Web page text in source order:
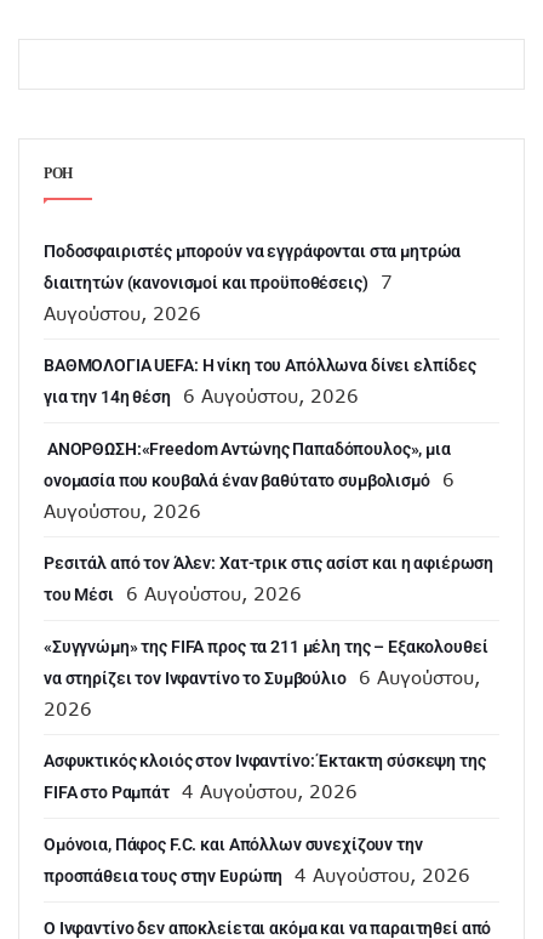
ΡΟΗ
Ποδοσφαιριστές μπορούν να εγγράφονται στα μητρώα
διαιτητών (κανονισμοί και προϋποθέσεις)
7
Αυγούστου, 2026
ΒΑΘΜΟΛΟΓΙΑ UEFA: Η νίκη του Απόλλωνα δίνει ελπίδες
για την 14η θέση
6 Αυγούστου, 2026
ANOΡΘΩΣΗ:«Freedom Αντώνης Παπαδόπουλος», μια
ονομασία που κουβαλά έναν βαθύτατο συμβολισμό
6
Αυγούστου, 2026
Ρεσιτάλ από τον Άλεν: Χατ-τρικ στις ασίστ και η αφιέρωση
του Μέσι
6 Αυγούστου, 2026
«Συγγνώμη» της FIFA προς τα 211 μέλη της – Εξακολουθεί
να στηρίζει τον Ινφαντίνο το Συμβούλιο
6 Αυγούστου,
2026
Ασφυκτικός κλοιός στον Ινφαντίνο: Έκτακτη σύσκεψη της
FIFA στο Ραμπάτ
4 Αυγούστου, 2026
Ομόνοια, Πάφος F.C. και Απόλλων συνεχίζουν την
προσπάθεια τους στην Ευρώπη
4 Αυγούστου, 2026
Ο Ινφαντίνο δεν αποκλείεται ακόμα και να παραιτηθεί από